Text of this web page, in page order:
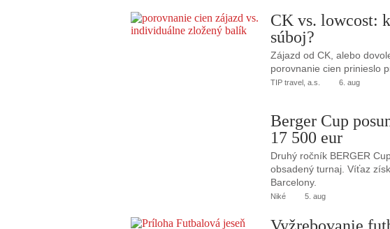
CK vs. lowcost:
súboj?
Zájazd od CK, alebo
porovnanie cien prinieslo
TIP travel, a.s. 6. aug
Berger Cup
17 500 eur
Druhý ročník BERGER
obsadený turnaj. Víťaz
Barcelony.
Niké 5. aug
Vyžrebovanie